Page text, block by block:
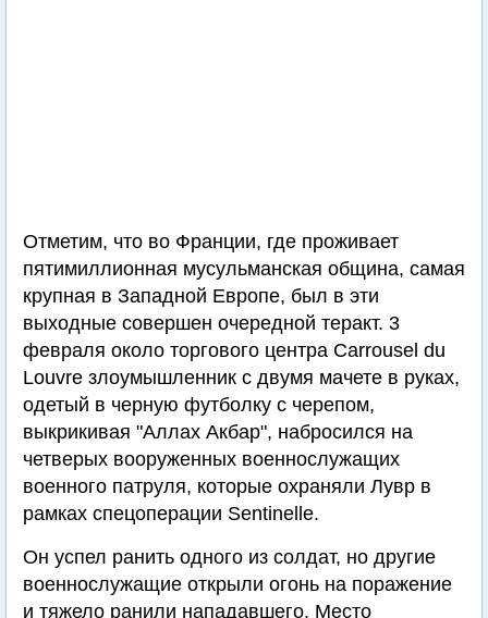
Отметим, что во Франции, где проживает
пятимиллионная мусульманская община, самая
крупная в Западной Европе, был в эти
выходные совершен очередной теракт. 3
февраля около торгового центра Carrousel du
Louvre злоумышленник с двумя мачете в руках,
одетый в черную футболку с черепом,
выкрикивая "Аллах Акбар", набросился на
четверых вооруженных военнослужащих
военного патруля, которые охраняли Лувр в
рамках спецоперации Sentinelle.
Он успел ранить одного из солдат, но другие
военнослужащие открыли огонь на поражение
и тяжело ранили нападавшего. Место